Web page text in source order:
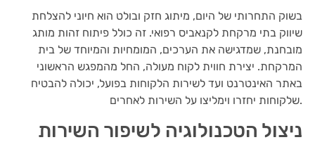
בשוק התחרותי של היום, מיתוג חזק ובולט הוא חיוני להצלחת
שיווק בתי מרקחת לקנאביס רפואי. זה כולל פיתוח זהות מותג
מובחנת, שמדגישה את הערכים, המומחיות והמיוחד של בית
המרקחת. יצירת חווית לקוח מעולה, החל מהמפגש הראשוני
באתר האינטרנט ועד לשירות הלקוחות בפועל, יכולה להבטיח
שלקוחות יחזרו וימליצו על השירות לאחרים.
ניצול הטכנולוגיה לשיפור השירות